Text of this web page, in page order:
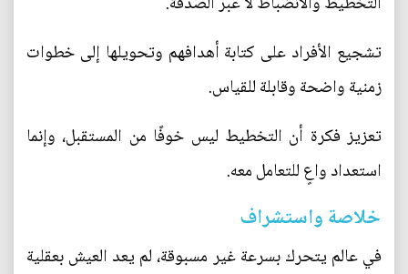
تشجيع الأفراد على كتابة أهدافهم وتحويلها إلى خطوات
زمنية واضحة وقابلة للقياس.
تعزيز فكرة أن التخطيط ليس خوفًا من المستقبل، وإنما
استعداد واعٍ للتعامل معه.
خلاصة واستشراف
في عالم يتحرك بسرعة غير مسبوقة، لم يعد العيش بعقلية